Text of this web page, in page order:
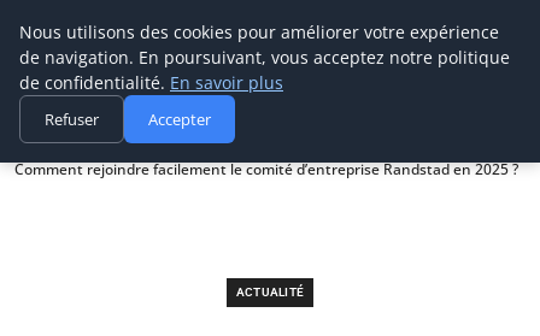
Prospection Pro
Accueil
Actualité
Comment rejoindre facilement le comité d’entreprise Randstad en 2025 ?
ACTUALITÉ
Nous utilisons des cookies pour améliorer votre expérience
de navigation. En poursuivant, vous acceptez notre politique
de confidentialité. En savoir plus
Refuser Accepter